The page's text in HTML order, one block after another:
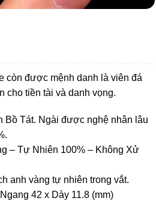
còn được mệnh danh là viên đá
cho tiền tài và danh vọng.
Bồ Tát. Ngài được nghệ nhân lâu
– Tự Nhiên 100% – Không Xử
anh vàng tự nhiên trong vắt.
42 x Dày 11.8 (mm)